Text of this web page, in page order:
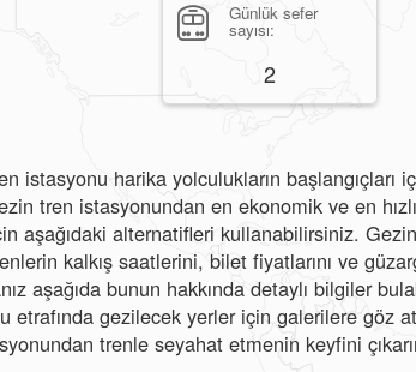
Günlük sefer
sayısı:
2
istasyonu harika yolculukların başlangıçları
tren istasyonundan en ekonomik ve en
aşağıdaki alternatifleri kullanabilirsiniz.
kalkış saatlerini, bilet fiyatlarını ve
aşağıda bunun hakkında detaylı bilgiler
etrafında gezilecek yerler için galerilere göz
trenle seyahat etmenin keyfini